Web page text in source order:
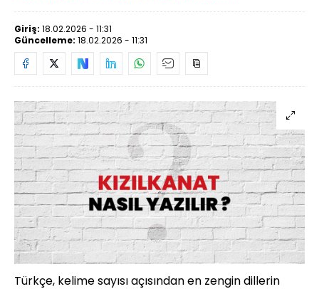
Giriş: 18.02.2026 - 11:31
Güncelleme: 18.02.2026 - 11:31
Türkçe, kelime sayısı açısından en zengin dillerin